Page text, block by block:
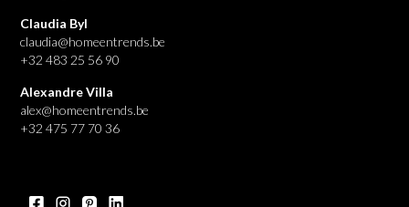
Claudia Byl
claudia@homeentrends.be
+32 483 25 56 90
Alexandre Villa
alex@homeentrends.be
+32 475 77 70 36